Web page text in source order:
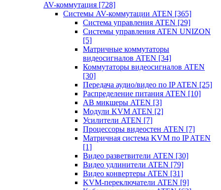
AV-коммутация [728]
Системы AV-коммутации ATEN [365]
Система управления ATEN [29]
Системы управления ATEN UNIZON
[5]
Матричные коммутаторы
видеосигналов ATEN [34]
Коммутаторы видеосигналов ATEN
[30]
Передача аудио/видео по IP ATEN [25]
Распределение питания ATEN [10]
АВ микшеры ATEN [3]
Модули KVM ATEN [2]
Усилители ATEN [7]
Процессоры видеостен ATEN [7]
Матричная система KVM по IP ATEN
[1]
Видео разветвители ATEN [30]
Видео удлинители ATEN [79]
Видео конвертеры ATEN [31]
KVM-переключатели ATEN [9]